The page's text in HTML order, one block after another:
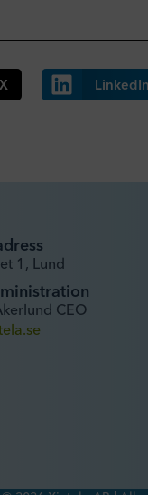
X LinkedIn
1, Lund
CEO